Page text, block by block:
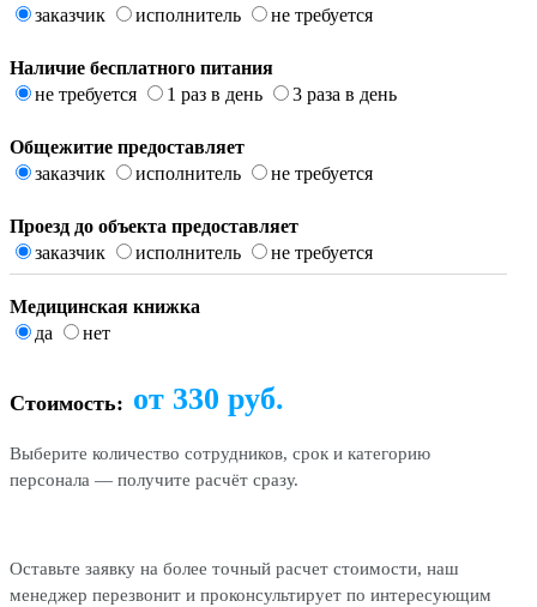
заказчик
исполнитель не требуется
Наличие бесплатного питания
не требуется
1 раз в день 3 раза в день
Общежитие предоставляет
заказчик
исполнитель не требуется
Проезд до объекта предоставляет
заказчик
исполнитель не требуется
Медицинская книжка
да
нет
Стоимость: от 330 руб.
Выберите количество сотрудников, срок и категорию
персонала — получите расчёт сразу.
Оставьте заявку на более точный расчет стоимости, наш
менеджер перезвонит и проконсультирует по интересующим